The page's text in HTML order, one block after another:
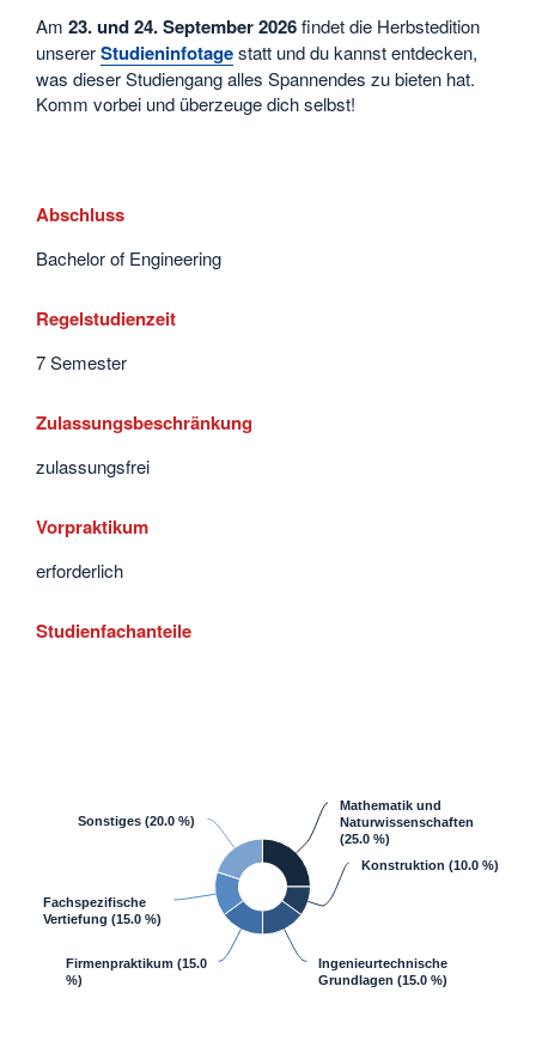
Am 23. und 24. September2026findet die Herbstedition
unsererStudieninfotagestatt und du kannst entdecken,
was dieser Studiengang alles Spannendes zu bieten hat.
Komm vorbei und überzeuge dich selbst!
Abschluss
Bachelor of Engineering
Regelstudienzeit
7 Semester
Zulassungsbeschränkung
zulassungsfrei
Vorpraktikum
erforderlich
Studienfachanteile
Mathematik und
Naturwissenschaften
(25.0 %)
Konstruktion (10.0 %)
Ingenieurtechnische
Grundlagen (15.0 %)
Firmenpraktikum (15.0
%)
Fachspezifische
Vertiefung (15.0 %)
Sonstiges (20.0 %)